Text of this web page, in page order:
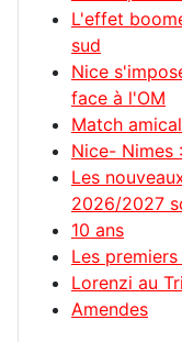
L'effet
sud
Nice
face à l'OM
Match
Nice- Nimes
Les
2026/2027
10 ans
Les
Lorenzi au
Amendes